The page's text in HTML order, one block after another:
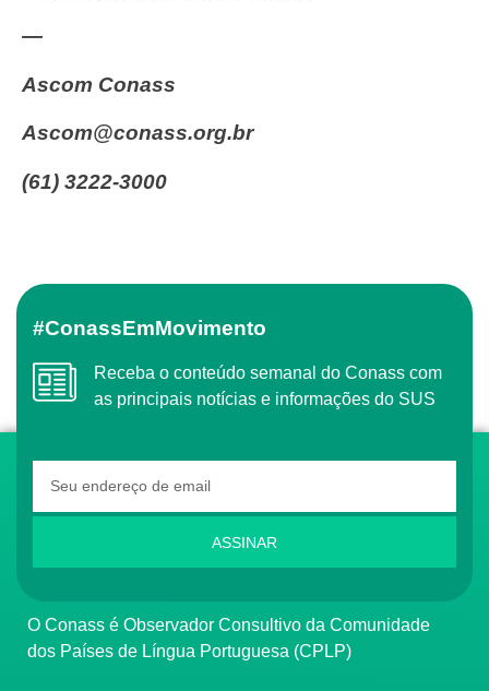
—
Ascom Conass
ascom@conass.org.br
(61) 3222-3000
#ConassEmMovimento
Receba o conteúdo semanal do Conass com
as principais notícias e informações do SUS
ASSINAR
O Conass é Observador Consultivo da Comunidade
dos Países de Língua Portuguesa (CPLP)